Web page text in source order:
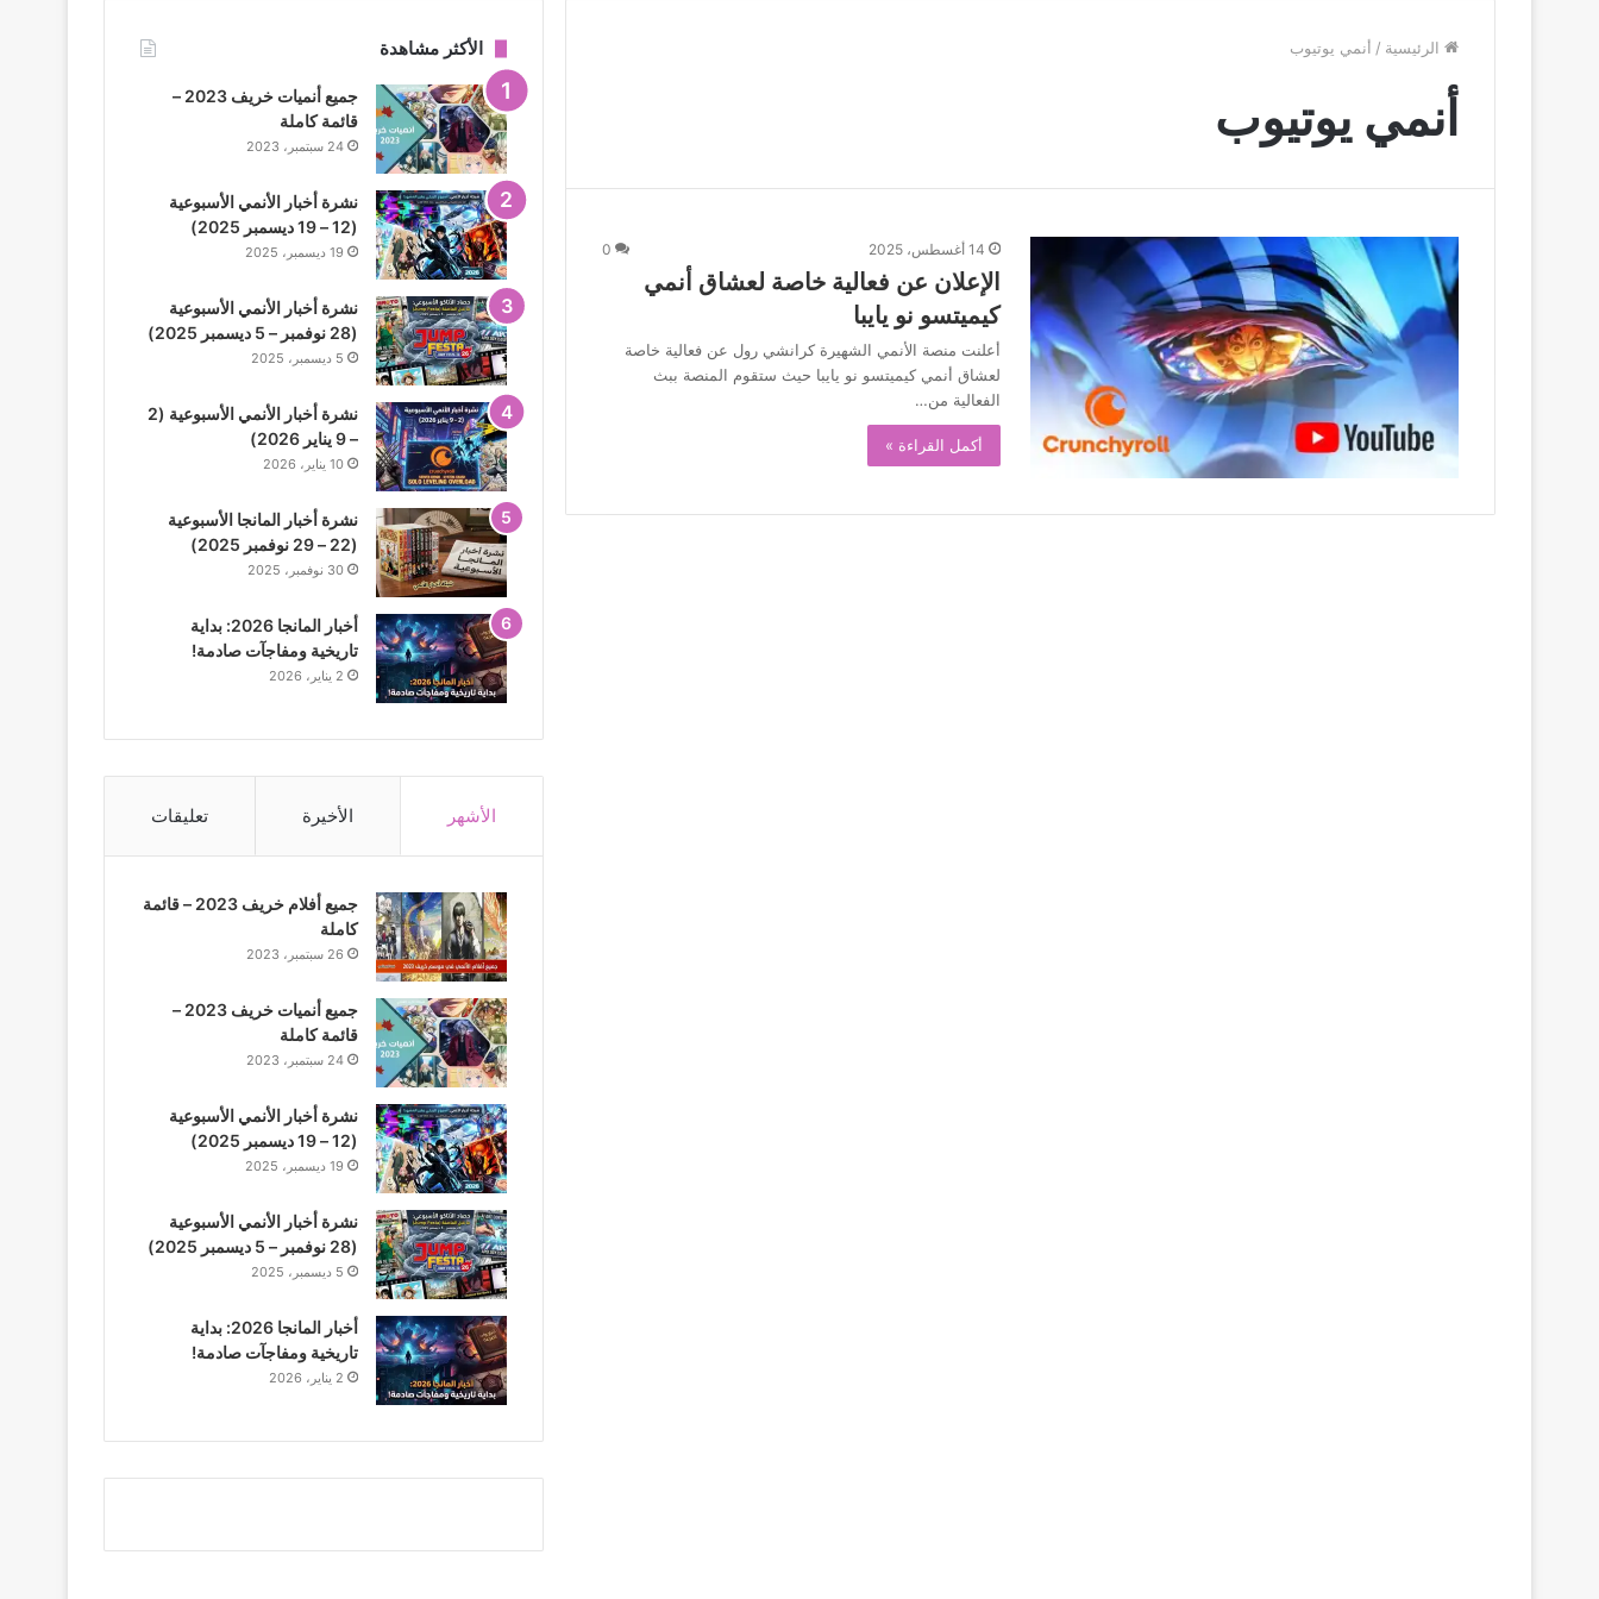
الرئيسية / أنمي يوتيوب
أنمي يوتيوب
14 أغسطس، 2025 0
الإعلان عن فعالية خاصة لعشاق أنمي
كيميتسو نو يايبا
أعلنت منصة الأنمي الشهيرة كرانشي رول عن فعالية خاصة
لعشاق أنمي كيميتسو نو يايبا حيث ستقوم المنصة ببث
الفعالية من…
أكمل القراءة »
الأكثر مشاهدة
جميع أنميات خريف 2023 –
قائمة كاملة
24 سبتمبر، 2023
نشرة أخبار الأنمي الأسبوعية
(12 – 19 ديسمبر 2025)
19 ديسمبر، 2025
نشرة أخبار الأنمي الأسبوعية
(28 نوفمبر – 5 ديسمبر 2025)
5 ديسمبر، 2025
نشرة أخبار الأنمي الأسبوعية (2
– 9 يناير 2026)
10 يناير، 2026
نشرة أخبار المانجا الأسبوعية
(22 – 29 نوفمبر 2025)
30 نوفمبر، 2025
أخبار المانجا 2026: بداية
تاريخية ومفاجآت صادمة!
2 يناير، 2026
الأشهر الأخيرة تعليقات
جميع أفلام خريف 2023 – قائمة
كاملة
26 سبتمبر، 2023
جميع أنميات خريف 2023 –
قائمة كاملة
24 سبتمبر، 2023
نشرة أخبار الأنمي الأسبوعية
(12 – 19 ديسمبر 2025)
19 ديسمبر، 2025
نشرة أخبار الأنمي الأسبوعية
(28 نوفمبر – 5 ديسمبر 2025)
5 ديسمبر، 2025
أخبار المانجا 2026: بداية
تاريخية ومفاجآت صادمة!
2 يناير، 2026